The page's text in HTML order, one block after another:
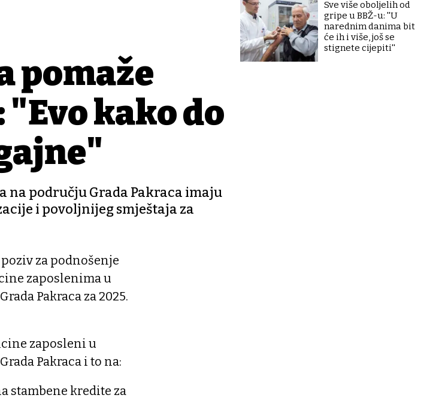
pomaže
kako do
na području Grada Pakraca imaju
i povoljnijeg smještaja za
poziv za podnošenje
zaposlenima u
Pakraca za 2025.
zaposleni u
Pakraca i to na:
stambene kredite za
Sve više oboljelih od
gripe u BBŽ-u: ''U
narednim danima bit
će ih i više, još se
stignete cijepiti''